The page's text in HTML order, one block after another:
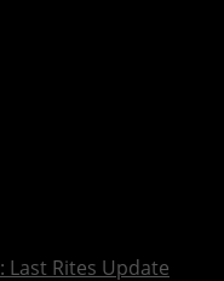
: Last Rites Update